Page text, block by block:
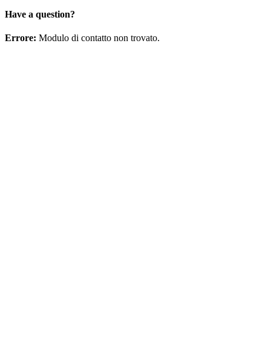
Have a question?
Errore: Modulo di contatto non trovato.